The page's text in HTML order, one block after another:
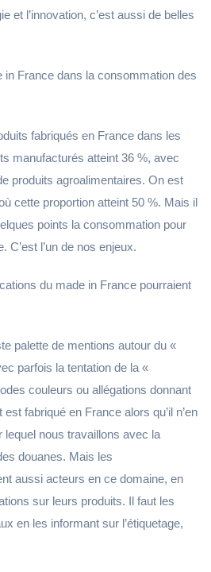
et l’innovation, c’est aussi de belles
in France dans la consommation des
fabriqués en France dans les
manufacturés atteint 36 %, avec
produits agroalimentaires. On est
cette proportion atteint 50 %. Mais il
points la consommation pour
C’est l’un de nos enjeux.
du made in France pourraient
palette de mentions autour du «
parfois la tentation de la «
couleurs ou allégations donnant
fabriqué en France alors qu’il n’en
lequel nous travaillons avec la
douanes. Mais les
aussi acteurs en ce domaine, en
sur leurs produits. Il faut les
en les informant sur l’étiquetage,